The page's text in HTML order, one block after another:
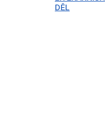
DĚL